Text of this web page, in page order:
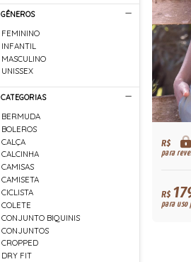
GÊNEROS
FEMININO
INFANTIL
MASCULINO
UNISSEX
CATEGORIAS
BERMUDA
BOLEROS
CALÇA
CALCINHA
CAMISAS
CAMISETA
CICLISTA
COLETE
CONJUNTO BIQUINIS
CONJUNTOS
CROPPED
DRY FIT
R$
para
R$
para uso